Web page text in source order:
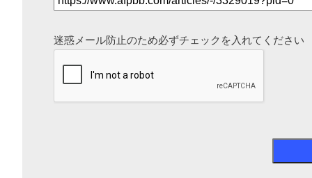
迷惑メール防止のため必ずチェックを入れてください